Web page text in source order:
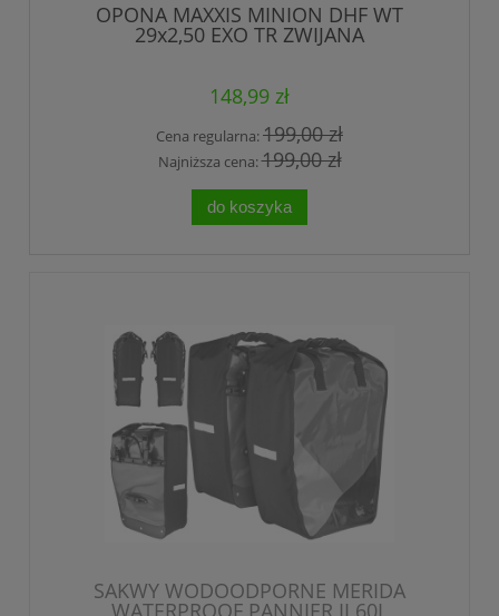
OPONA MAXXIS MINION DHF WT
29x2,50 EXO TR ZWIJANA
148,99 zł
Cena regularna:199,00 zł
Najniższa cena:199,00 zł
do koszyka
SAKWY WODOODPORNE MERIDA
WATERPROOF PANNIER II 60L